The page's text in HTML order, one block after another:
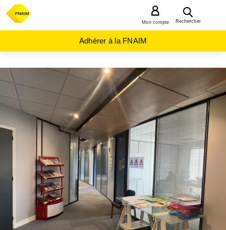
Rechercher
Mon compte
Adhérer à la FNAIM
ACHAT
BUREAU
CENTRE-
VAL-DE-
LOIRET
(45)